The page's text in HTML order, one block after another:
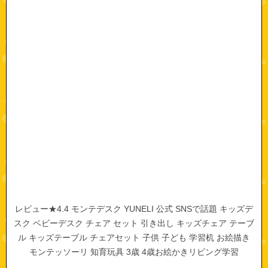
レビュー★4.4 モンテデスク YUNELI 公式 SNSで話題 キッズデ
スク ベビーデスク チェア セット 引き出し キッズチェア テーブ
ル キッズテーブル チェアセット 子供 子ども 学習机 お絵描き
モンテッソーリ 知育玩具 3歳 4歳お絵かきリビング学習